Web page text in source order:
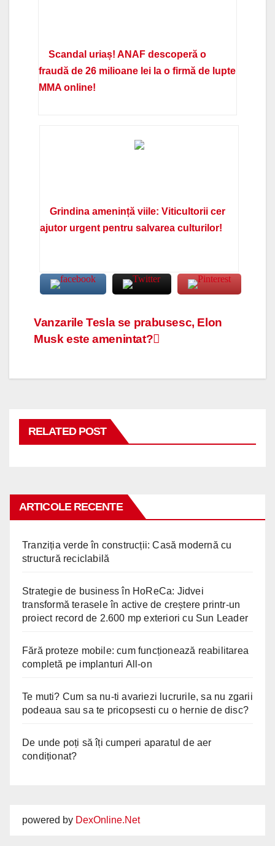
Scandal uriaș! ANAF descoperă o
fraudă de 26 milioane lei la o firmă de lupte
MMA online!
Grindina amenință viile: Viticultorii cer
ajutor urgent pentru salvarea culturilor!
Navigare
articole
Vanzarile Tesla se prabusesc, Elon
Musk este amenintat?
RELATED POST
ARTICOLE RECENTE
Tranziția verde în construcții: Casă modernă cu
structură reciclabilă
Strategie de business în HoReCa: Jidvei
transformă terasele în active de creștere printr-un
proiect record de 2.600 mp exteriori cu Sun Leader
Fără proteze mobile: cum funcționează reabilitarea
completă pe implanturi All-on
Te muti? Cum sa nu-ti avariezi lucrurile, sa nu zgarii
podeaua sau sa te pricopsesti cu o hernie de disc?
De unde poți să îți cumperi aparatul de aer
condiționat?
powered by DexOnline.Net